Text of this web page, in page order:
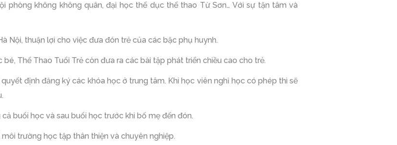
phòng không không quân, đại học thể dục thể thao Từ Sơn… Với sự tận tâm và
Nội, thuận lợi cho việc đưa đón trẻ của các bậc phụ huynh.
Thể Thao Tuổi Trẻ còn đưa ra các bài tập phát triển chiều cao cho trẻ.
định đăng ký các khóa học ở trung tâm. Khi học viên nghỉ học có phép thì sẽ
buổi học và sau buổi học trước khi bố mẹ đến đón.
trường học tập thân thiện và chuyên nghiệp.